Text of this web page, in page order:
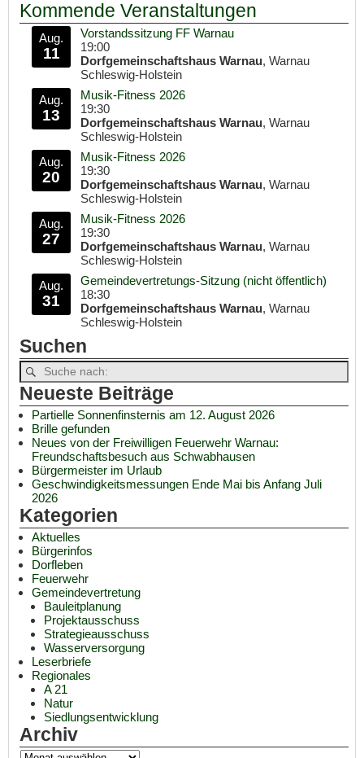
Kommende Veranstaltungen
Aug.
11
Vorstandssitzung FF Warnau
19:00
Dorfgemeinschaftshaus Warnau, Warnau
Schleswig-Holstein
Aug.
13
Musik-Fitness 2026
19:30
Dorfgemeinschaftshaus Warnau, Warnau
Schleswig-Holstein
Aug.
20
Musik-Fitness 2026
19:30
Dorfgemeinschaftshaus Warnau, Warnau
Schleswig-Holstein
Aug.
27
Musik-Fitness 2026
19:30
Dorfgemeinschaftshaus Warnau, Warnau
Schleswig-Holstein
Aug.
31
Gemeindevertretungs-Sitzung (nicht öffentlich)
18:30
Dorfgemeinschaftshaus Warnau, Warnau
Schleswig-Holstein
Suchen
Neueste Beiträge
Partielle Sonnenfinsternis am 12. August 2026
Brille gefunden
Neues von der Freiwilligen Feuerwehr Warnau:
Freundschaftsbesuch aus Schwabhausen
Bürgermeister im Urlaub
Geschwindigkeitsmessungen Ende Mai bis Anfang Juli
2026
Kategorien
Aktuelles
Bürgerinfos
Dorfleben
Feuerwehr
Gemeindevertretung
Bauleitplanung
Projektausschuss
Strategieausschuss
Wasserversorgung
Leserbriefe
Regionales
A 21
Natur
Siedlungsentwicklung
Archiv